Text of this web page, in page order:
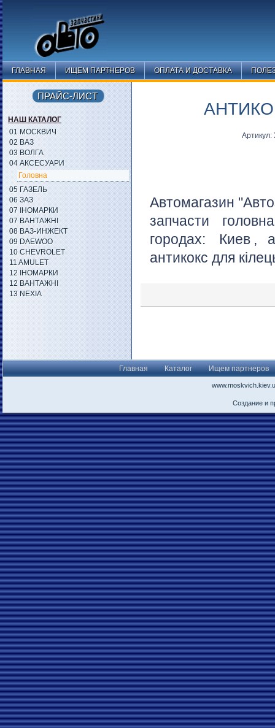
ГЛАВНАЯ ИЩЕМ ПАРТНЕРОВ ОПЛАТА И ДОСТАВКА
Автомагазин
запчасти
городах:
Киев , а
антикокс для
ПРАЙС-ЛИСТ
НАШ КАТАЛОГ
01 МОСКВИЧ
02 ВАЗ
03 ВОЛГА
04 АКСЕСУАРИ
Головна
05 ГАЗЕЛЬ
06 ЗАЗ
07 ІНОМАРКИ
07 ВАНТАЖНІ
08 ВАЗ-ИНЖЕКТ
09 DAEWOO
10 CHEVROLET
11 AMULET
12 ІНОМАРКИ
12 ВАНТАЖНІ
13 NEXIA
Главная Каталог Ищем партнеров
Создание и